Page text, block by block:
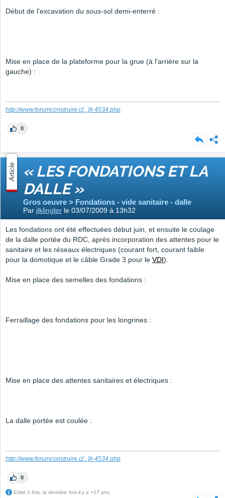
Début de l'excavation du sous-sol demi-enterré :
Mise en place de la plateforme pour la grue (à l'arrière sur la
gauche) :
http://www.forumconstruire.c[...]it-4534.php
0
Article « LES FONDATIONS ET LA
DALLE »
Gros oeuvre > Fondations - vide sanitaire - dalle
Par jlklingler le 03/07/2009 à 13h32
Les fondations ont été effectuées début juin, et ensuite le coulage
de la dalle portée du RDC, après incorporation des attentes pour le
sanitaire et les réseaux électriques (courant fort, courant faible
pour la domotique et le câble Grade 3 pour le VDI).
Mise en place des semelles des fondations :
Ferraillage des fondations pour les longrines :
Mise en place des attentes sanitaires et électriques :
La dalle portée est coulée :
http://www.forumconstruire.c[...]it-4534.php
0
Edité 2 fois, la dernière fois il y a +17 ans.